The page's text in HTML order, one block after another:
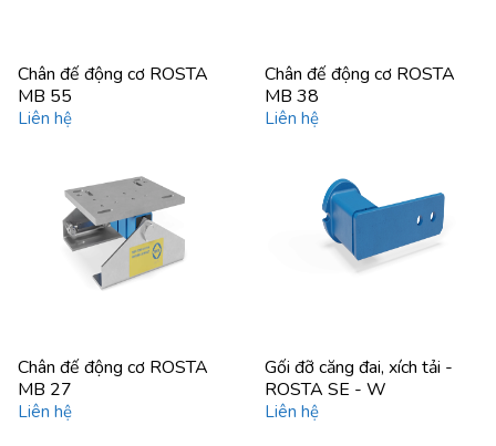
Chân đế động cơ ROSTA
MB 55
Liên hệ
Chân đế động cơ ROSTA
MB 38
Liên hệ
Chân đế động cơ ROSTA
MB 27
Liên hệ
Gối đỡ căng đai, xích tải -
ROSTA SE - W
Liên hệ